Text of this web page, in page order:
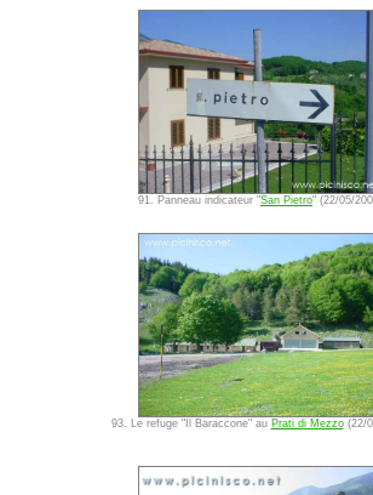
91. Panneau indicateur "San Pietro" (22/05/
93. Le refuge "Il Baraccone" au Prati di Mezzo(22/